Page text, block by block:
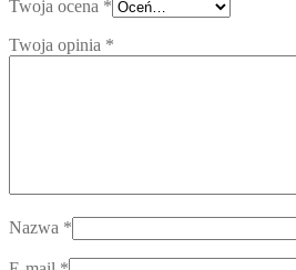
Twoja ocena *
Twoja opinia *
Nazwa *